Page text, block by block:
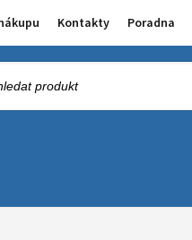
Kontakty Poradna